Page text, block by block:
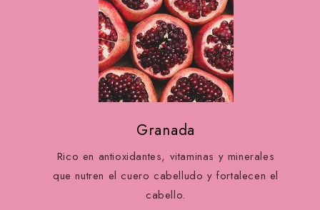
Granada
Rico en antioxidantes, vitaminas y minerales
que nutren el cuero cabelludo y fortalecen el
cabello.